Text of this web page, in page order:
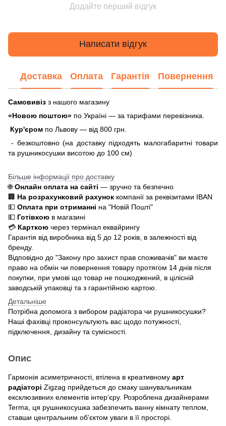
Додайте перший відгук
Написати відгук
Доставка Оплата Гарантія Повернення
Самовивіз з нашого магазину
«Новою поштою» по Україні — за тарифами перевізника.
Кур'єром по Львову — від 800 грн.
- безкоштовно (на доставку підходять малогабаритні товари
та рушникосушки висотою до 100 см)
Більше інформації про доставку
🌐Онлайн оплата на сайті — зручно та безпечно
🏢 На розрахунковий рахунок компанії за реквізитами IBAN
💵 Оплата при отриманні на "Новій Пошті"
💵 Готівкою в магазині
💳 Карткою через термінал еквайрингу
Гарантія від виробника від 5 до 12 років, в залежності від
бренду.
Відповідно до "Закону про захист прав споживачів" ви маєте
право на обмін чи повернення товару протягом 14 днів після
покупки, при умові що товар не пошкоджений, в цілісній
заводській упаковці та з гарантійною картою.
Детальніше
Потрібна допомога з вибором радіатора чи рушникосушки?
Наші фахівці проконсультують вас щодо потужності,
підключення, дизайну та сумісності.
Опис
Гармонія асиметричності, втілена в креативному арт
радіаторі Zigzag прийдеться до смаку шанувальникам
ексклюзивних елементів інтер’єру. Розроблена дизайнерами
Terma, ця рушникосушка забезпечить ванну кімнату теплом,
ставши центральним об’єктом уваги в її просторі.